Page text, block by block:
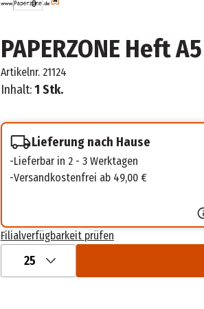
PAPERZONE Heft
Artikelnr. 21124
Inhalt:1 Stk.
Lieferung nach Hause
Lieferbar in 2 - 3 Werktagen
Versandkostenfrei ab 49,00 €
Filialverfügbarkeit prüfen
25